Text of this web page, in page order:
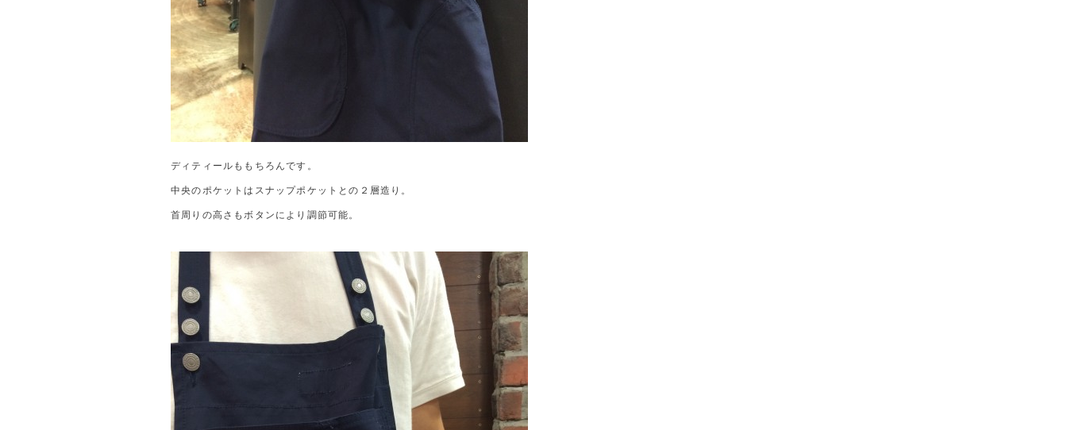
ディティールももちろんです。
中央のポケットはスナップポケットとの２層造り。
首周りの高さもボタンにより調節可能。